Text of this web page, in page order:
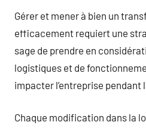
Gérer et mener à bien un
efficacement requiert une
sage de prendre en
logistiques et de
impacter l’entreprise pendant
Chaque modification dans la